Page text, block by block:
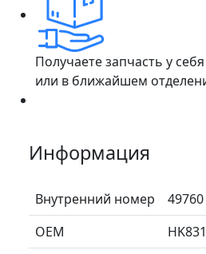
Получаете запчасть у
или в ближайшем
Информация
Внутренний номер
49760
ОЕМ